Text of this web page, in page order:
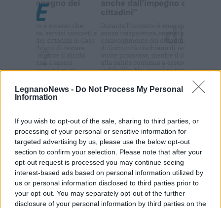
LegnanoNews - Do Not Process My Personal
Information
If you wish to opt-out of the sale, sharing to third parties, or
processing of your personal or sensitive information for
targeted advertising by us, please use the below opt-out
section to confirm your selection. Please note that after your
opt-out request is processed you may continue seeing
interest-based ads based on personal information utilized by
us or personal information disclosed to third parties prior to
your opt-out. You may separately opt-out of the further
disclosure of your personal information by third parties on the
Commenti
L'email è richiesta ma non verrà mostrata ai visitatori. Il contenuto di questo
commento esprime il pensiero dell'autore e non rappresenta la linea editoriale
di VareseNews.it, che rimane autonoma e indipendente. I messaggi inclusi nei
commenti non sono testi giornalistici, ma post inviati dai singoli lettori che
possono essere automaticamente pubblicati senza filtro preventivo. I commenti
che includano uno o più link a siti esterni verranno rimossi in automatico dal
sistema.